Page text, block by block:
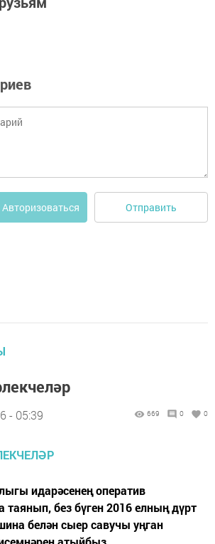
Авторизоваться Отправить
- 05:39 669 0 0
идарәсенең оператив
без бүген 2016 елның дүрт
белән сыер савучы уңган